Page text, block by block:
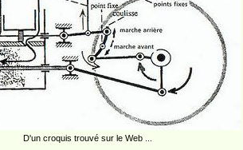
D'un croquis trouvé sur le Web ...